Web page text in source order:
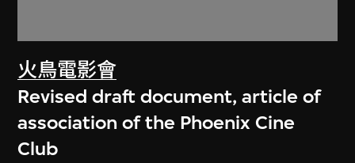
火鳥電影會
Revised draft document, article of
association of the Phoenix Cine
Club